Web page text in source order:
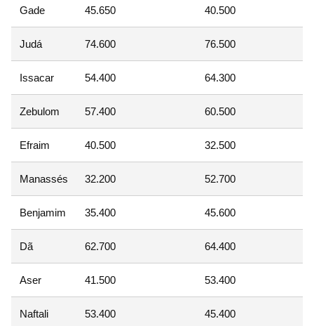
Gade 45.650 40.500
Judá 74.600 76.500
Issacar 54.400 64.300
Zebulom 57.400 60.500
Efraim 40.500 32.500
Manassés 32.200 52.700
Benjamim 35.400 45.600
Dã 62.700 64.400
Aser 41.500 53.400
Naftali 53.400 45.400